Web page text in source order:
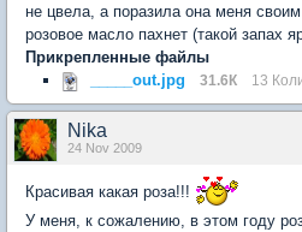
не цвела, а поразила она меня
розовое масло пахнет (такой запах
Прикрепленные файлы
_____out.jpg
31.6К 13
Nika
24 Nov 2009
Красивая какая роза!!!
У меня, к сожалению, в этом году